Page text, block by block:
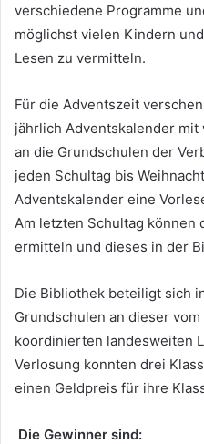
verschiedene Programme
möglichst vielen Kindern
Lesen zu vermitteln.
Für die Adventszeit
jährlich Adventskalender
an die Grundschulen der
jeden Schultag bis
Adventskalender eine
Am letzten Schultag
ermitteln und dieses in der
Die Bibliothek beteiligt sich
Grundschulen an dieser
koordinierten landesweiten
Verlosung konnten drei
einen Geldpreis für ihre
Die Gewinner sind: